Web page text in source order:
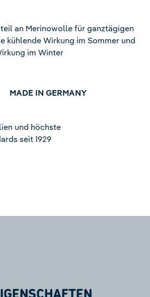
an Merinowolle für ganztägigen
kühlende Wirkung im Sommer und
im Winter
MADE IN GERMANY
und höchste
seit 1929